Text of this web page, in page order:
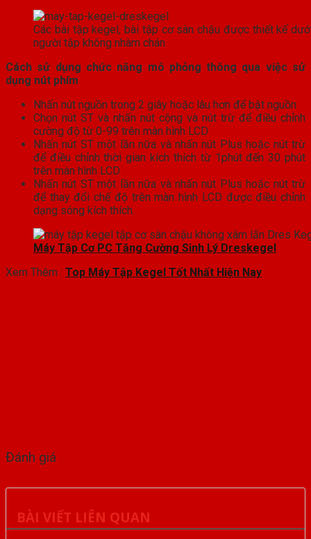
Các bài tập kegel, bài tập cơ sàn chậu được thiết kế
người tập không nhàm chán
Cách sử dụng chức năng mô phỏng thông qua việc sử
dụng nút phím
Nhấn nút nguồn trong 2 giây hoặc lâu hơn để bật nguồn
Chọn nút ST và nhấn nút cộng và nút trừ để điều chỉnh
cường độ từ 0-99 trên màn hình LCD
Nhấn nút ST một lần nữa và nhấn nút Plus hoặc nút trừ
để điều chỉnh thời gian kích thích từ 1phút đến 30 phút
trên màn hình LCD
Nhấn nút ST một lần nữa và nhấn nút Plus hoặc nút trừ
để thay đổi chế độ trên màn hình LCD được điều chỉnh
dạng sóng kích thích.
Máy Tập Cơ PC Tăng Cường Sinh Lý Dreskegel
Xem Thêm : Top Máy Tập Kegel Tốt Nhất Hiện Nay
Đánh giá
BÀI VIẾT LIÊN QUAN